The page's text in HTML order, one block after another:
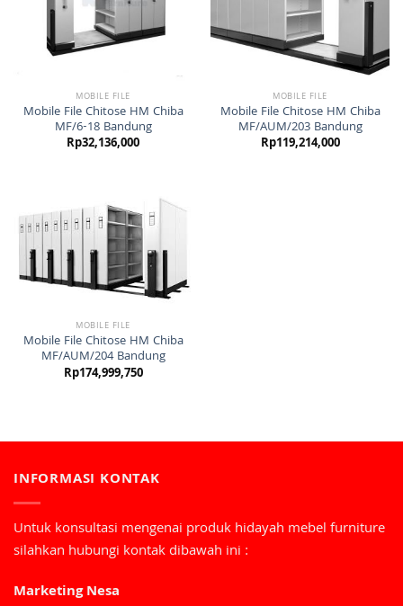
MOBILE FILE
Mobile File Chitose HM Chiba
MF/6-18 Bandung
Rp32,136,000
MOBILE FILE
Mobile File Chitose HM Chiba
MF/AUM/203 Bandung
Rp119,214,000
MOBILE FILE
Mobile File Chitose HM Chiba
MF/AUM/204 Bandung
Rp174,999,750
INFORMASI KONTAK
Untuk konsultasi mengenai produk hidayah mebel furniture
silahkan hubungi kontak dibawah ini :
Marketing Nesa